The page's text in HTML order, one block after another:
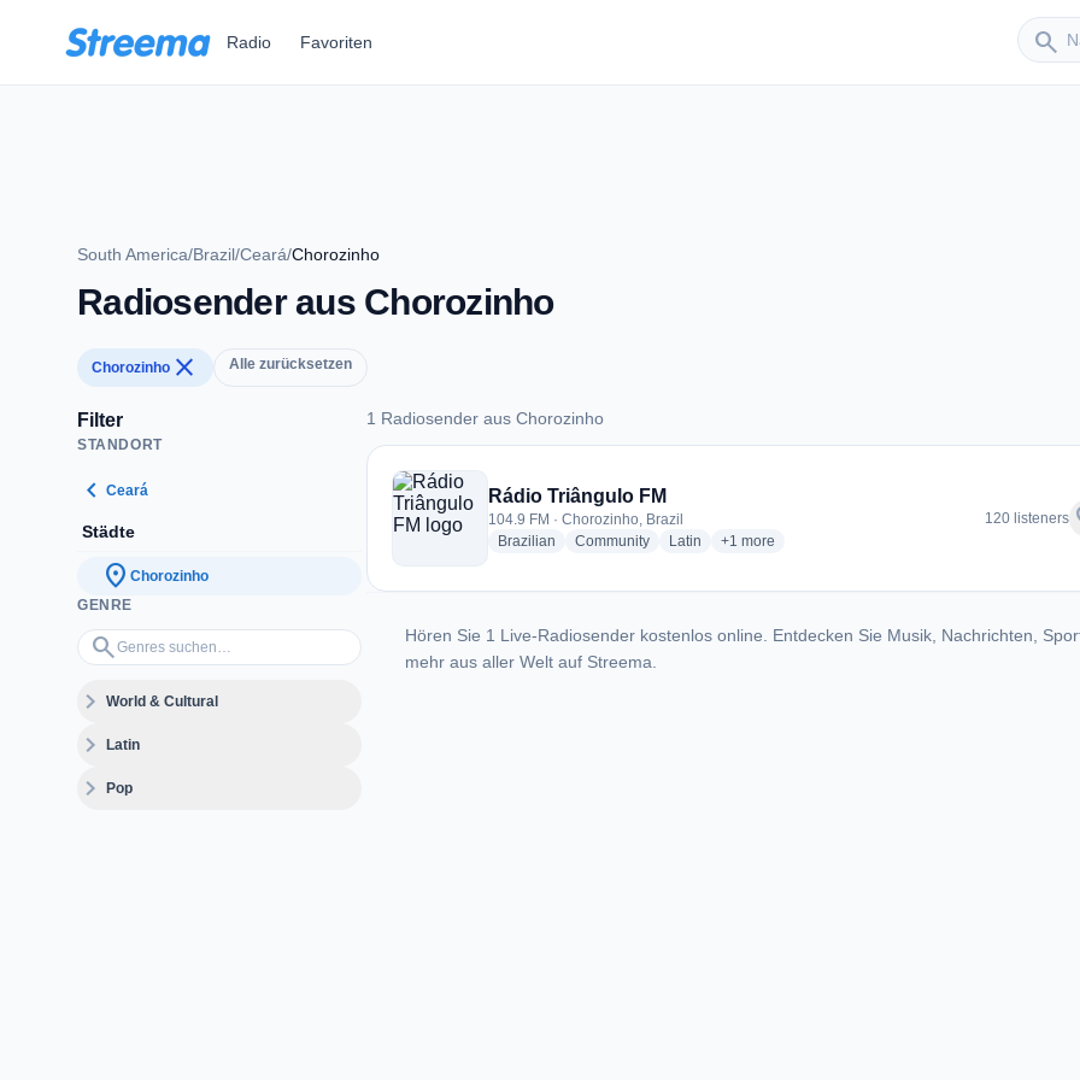
Radio Favoriten search
Sender
South America/Brazil/Ceará/Chorozinho
Radiosender aus Chorozinho
Chorozinho close Alle zurücksetzen
Filter
STANDORT
chevron_left Ceará
Städte
location_on Chorozinho
GENRE
search
Genres suchen…
expand_moreWorld & Cultural
expand_moreLatin
expand_morePop
1 Radiosender aus Chorozinho
1 Radiosender aus Chorozinho
Rádio Triângulo FM
104.9 FM · Chorozinho, Brazil
Brazilian radio stations
Communityradio stations
Latin radio stations
+1 more genres for Rádio Triângulo FM
more
120 listeners
Hören Sie 1 Live-Radiosender kostenlos online. Entdecken Sie Musik, Nachrichten,
mehr aus aller Welt auf Streema.